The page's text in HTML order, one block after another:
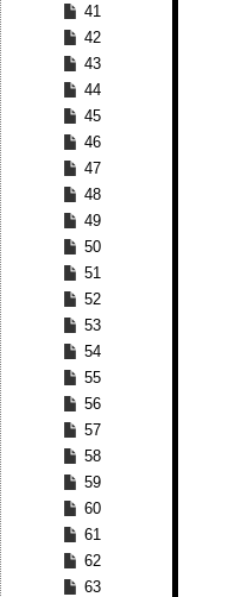
41
42
43
44
45
46
47
48
49
50
51
52
53
54
55
56
57
58
59
60
61
62
63